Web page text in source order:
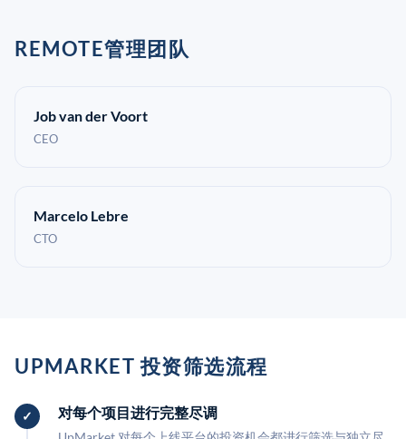
REMOTE管理团队
Job van der Voort
CEO
Marcelo Lebre
CTO
UPMARKET 投资筛选流程
对每个项目进行完整尽调